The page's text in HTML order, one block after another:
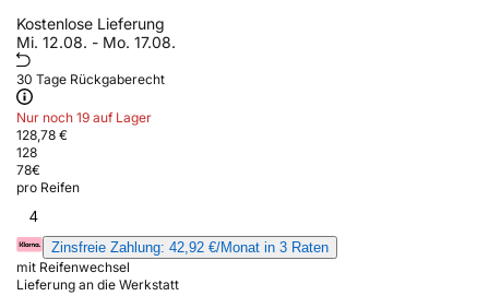
Kostenlose Lieferung
Mi. 12.08. - Mo. 17.08.
30 Tage Rückgaberecht
Nur noch 19 auf Lager
128,78 €
128
78€
pro Reifen
4
Zinsfreie Zahlung: 42,92 €/Monat in 3 Raten
mit Reifenwechsel
Lieferung an die Werkstatt